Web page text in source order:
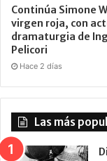
Continúa Simone
virgen roja, con
dramaturgia de
Pelicori
Hace 2 días
Las más